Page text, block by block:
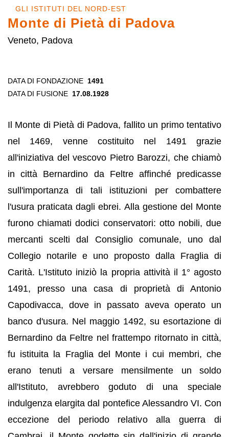
GLI ISTITUTI DEL NORD-EST
Monte di Pietà di Padova
Veneto, Padova
DATA DI FONDAZIONE 1491
DATA DI FUSIONE 17.08.1928
Il Monte di Pietà di Padova, fallito un primo tentativo
nel 1469, venne costituito nel 1491 grazie
all'iniziativa del vescovo Pietro Barozzi, che chiamò
in città Bernardino da Feltre affinché predicasse
sull'importanza di tali istituzioni per combattere
l'usura praticata dagli ebrei. Alla gestione del Monte
furono chiamati dodici conservatori: otto nobili, due
mercanti scelti dal Consiglio comunale, uno dal
Collegio notarile e uno proposto dalla Fraglia di
Carità. L'Istituto iniziò la propria attività il 1° agosto
1491, presso una casa di proprietà di Antonio
Capodivacca, dove in passato aveva operato un
banco d'usura. Nel maggio 1492, su esortazione di
Bernardino da Feltre nel frattempo ritornato in città,
fu istituita la Fraglia del Monte i cui membri, che
erano tenuti a versare mensilmente un soldo
all'Istituto, avrebbero goduto di una speciale
indulgenza elargita dal pontefice Alessandro VI. Con
eccezione del periodo relativo alla guerra di